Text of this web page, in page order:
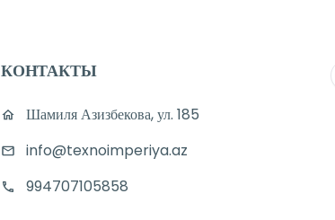
КОНТАКТЫ
Шамиля Азизбекова, ул. 185
info@texnoimperiya.az
994707105858